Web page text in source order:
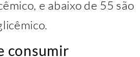
e abaixo de 55 são
consumir